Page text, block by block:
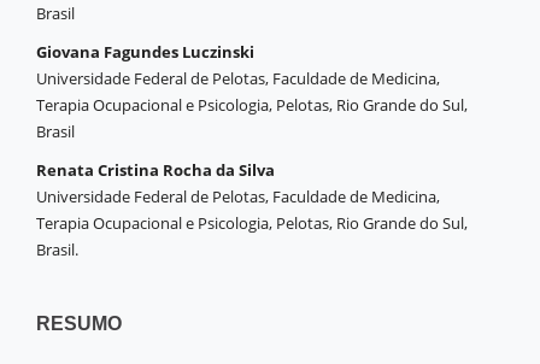
Brasil
Giovana Fagundes Luczinski
Universidade Federal de Pelotas, Faculdade de Medicina,
Terapia Ocupacional e Psicologia, Pelotas, Rio Grande do Sul,
Brasil
Renata Cristina Rocha da Silva
Universidade Federal de Pelotas, Faculdade de Medicina,
Terapia Ocupacional e Psicologia, Pelotas, Rio Grande do Sul,
Brasil.
RESUMO